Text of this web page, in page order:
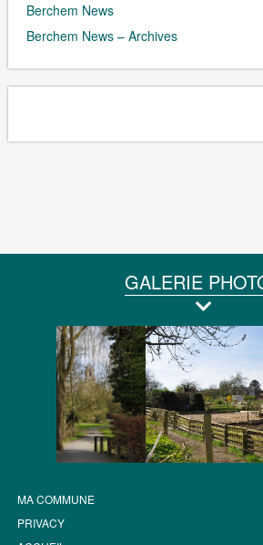
Berchem News
Berchem News – Archives
GALERIE
MA COMMUNE
PRIVACY